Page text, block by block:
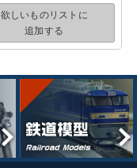
欲しいものリストに
追加する